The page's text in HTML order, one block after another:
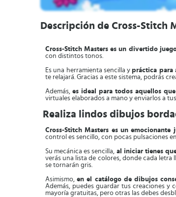
Descripción de Cross-Stitch
Cross-Stitch Masters es un divertido
con distintos tonos.
Es una herramienta sencilla ypráctica para
te relajará. Gracias a este sistema, podrás
Además,es ideal para todos aquellos
virtuales elaborados a mano y enviarlos a
Realiza lindos dibujos
Cross-Stitch Masters es un
control es sencillo, con pocas pulsaciones
Su mecánica es sencilla, al iniciar tienes
verás una lista de colores, donde cada
se tornarán gris.
Asimismo,en el catálogo de dibujos
Además, puedes guardar tus creaciones y
mayoría gratuitas, pero otras las debes